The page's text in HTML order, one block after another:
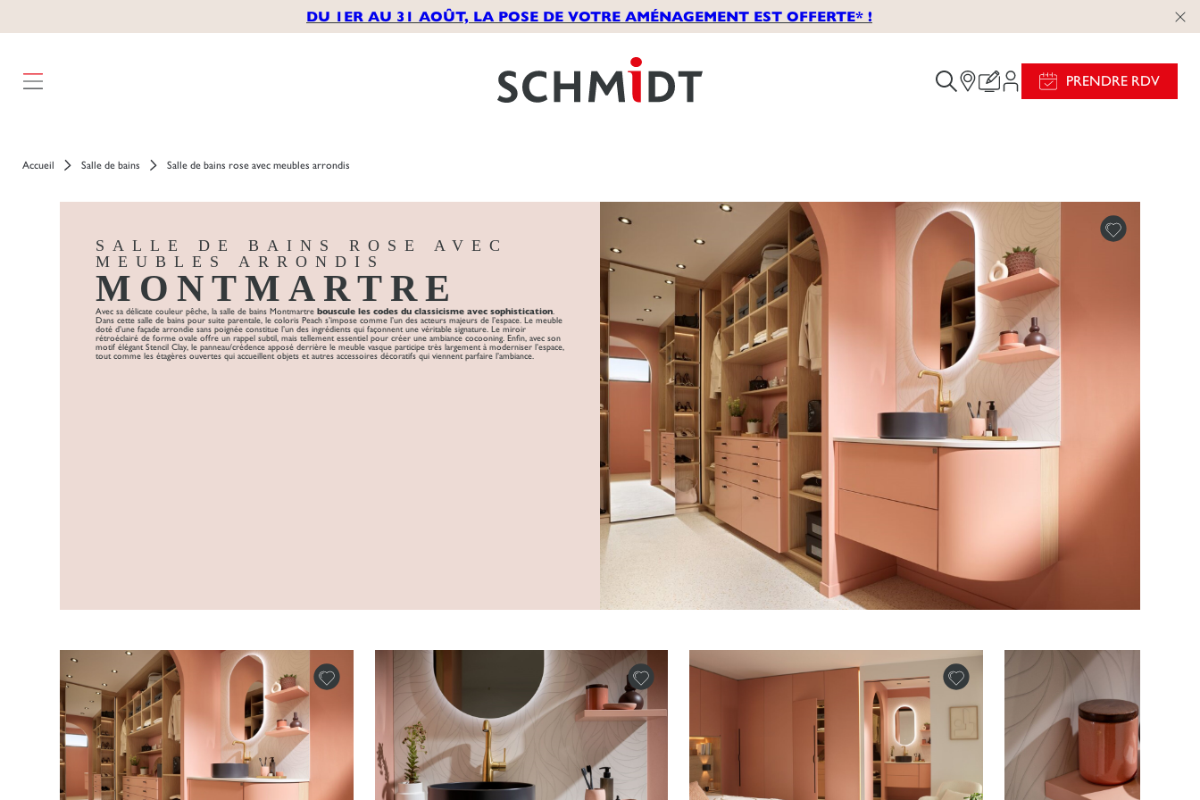
DU 1ER AU 31 AOÛT, LA POSE DE VOTRE AMÉNAGEMENT EST OFFERTE* !
PRENDRE RDV
Accueil Salle de bains Salle de bains rose avec meubles arrondis
SALLE DE BAINS ROSE AVEC
MEUBLES ARRONDIS
MONTMARTRE
Avec sa délicate couleur pêche, la salle de bains Montmartre bouscule les codes du classicisme avec sophistication
Dans cette salle de bains pour suite parentale, le coloris Peach s’impose comme l’un des acteurs majeurs de l’espace. Le meuble
doté d’une façade arrondie sans poignée constitue l’un des ingrédients qui façonnent une véritable signature. Le miroir
rétroéclairé de forme ovale offre un rappel subtil, mais tellement essentiel pour créer une ambiance cocooning. Enfin, avec son
motif élégant Stencil Clay, le panneau/crédence apposé derrière le meuble vasque participe très largement à moderniser l’espace,
tout comme les étagères ouvertes qui accueillent objets et autres accessoires décoratifs qui viennent parfaire l’ambiance.